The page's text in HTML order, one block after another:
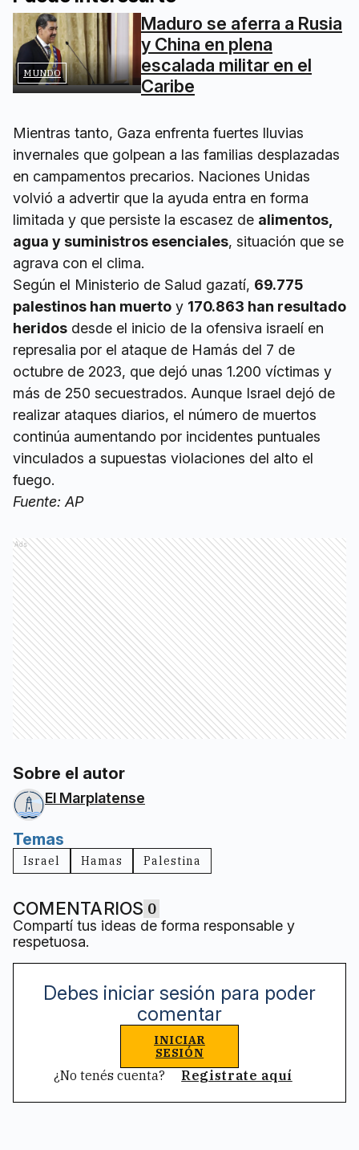
MUNDO
Maduro se aferra a Rusia
y China en plena
escalada militar en el
Caribe
Mientras tanto, Gaza enfrenta fuertes lluvias
invernales que golpean a las familias desplazadas
en campamentos precarios. Naciones Unidas
volvió a advertir que la ayuda entra en forma
limitada y que persiste la escasez de alimentos,
agua y suministros esenciales, situación que se
agrava con el clima.
Según el Ministerio de Salud gazatí, 69.775
palestinos han muerto y 170.863 han resultado
heridos desde el inicio de la ofensiva israelí en
represalia por el ataque de Hamás del 7 de
octubre de 2023, que dejó unas 1.200 víctimas y
más de 250 secuestrados. Aunque Israel dejó de
realizar ataques diarios, el número de muertos
continúa aumentando por incidentes puntuales
vinculados a supuestas violaciones del alto el
fuego.
Fuente: AP
Ads
Sobre el autor
El Marplatense
Temas
Israel Hamas Palestina
COMENTARIOS 0
Compartí tus ideas de forma responsable y
respetuosa.
Debes iniciar sesión para poder
comentar
INICIAR
SESIÓN
¿No tenés cuenta? Registrate aquí